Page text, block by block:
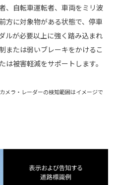
、自転車運転者、車両をミリ波
方に対象物がある状態で、停車
ルが必要以上に強く踏み込まれ
または弱いブレーキをかけるこ
は被害軽減をサポートします。
ラ・レーダーの検知範囲はイメージで